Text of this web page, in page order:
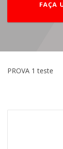
FAÇA
PROVA 1 teste